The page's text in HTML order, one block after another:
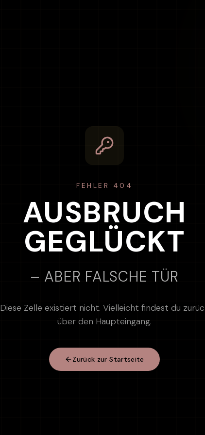
FEHLER 404
AUSBRUCH
GEGLÜCKT
– ABER FALSCHE TÜR
Diese Zelle existiert nicht. Vielleicht findest du
über den Haupteingang.
Zurück zur Startseite